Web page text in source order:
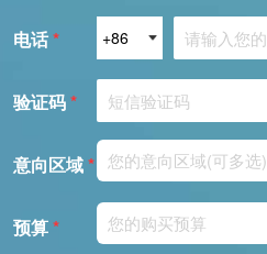
电话*
验证码*
意向区域* 您的意向区域(可多选)
预算* 您的购买预算